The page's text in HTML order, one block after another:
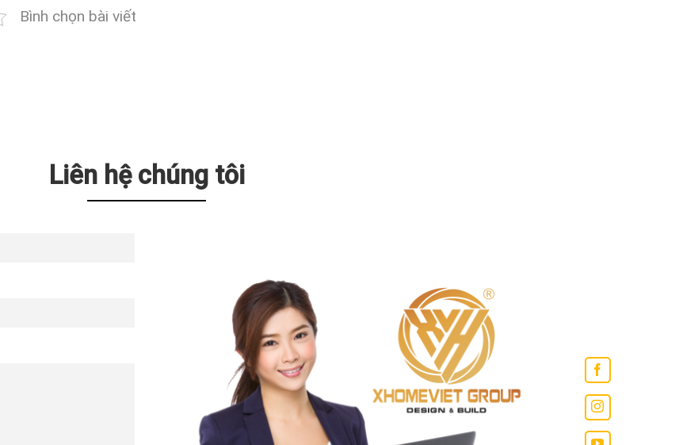
Bình chọn bài viết
Liên hệ chúng tôi